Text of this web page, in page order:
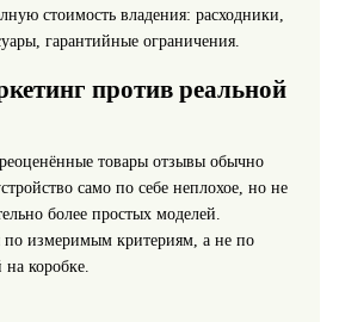
стоимость владения: расходники,
гарантийные ограничения.
против реальной
товары отзывы обычно
само по себе неплохое, но не
более простых моделей.
по измеримым критериям, а не по
коробке.